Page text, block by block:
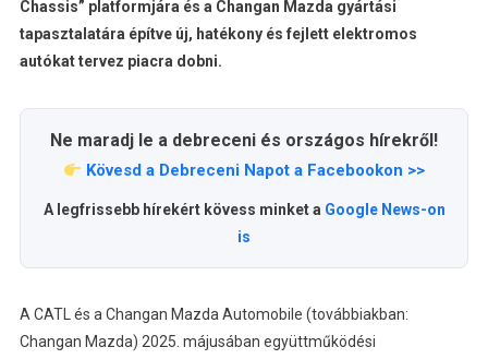
Chassis” platformjára és a Changan Mazda gyártási
tapasztalatára építve új, hatékony és fejlett elektromos
autókat tervez piacra dobni.
Ne maradj le a debreceni és országos hírekről!
Kövesd a Debreceni Napot a Facebookon >>
A legfrissebb hírekért kövess minket a Google News-on
is
A CATL és a Changan Mazda Automobile (továbbiakban:
Changan Mazda) 2025. májusában együttműködési